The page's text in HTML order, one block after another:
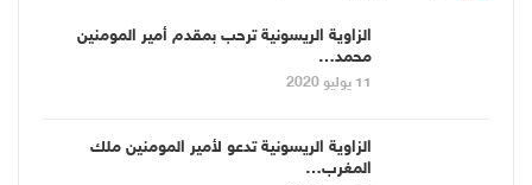
الزاوية الريسونية ترحب بمقدم أمير المومنين
محمد…
11 يوليو 2020
الزاوية الريسونية تدعو لأمير المومنين ملك
المغرب…